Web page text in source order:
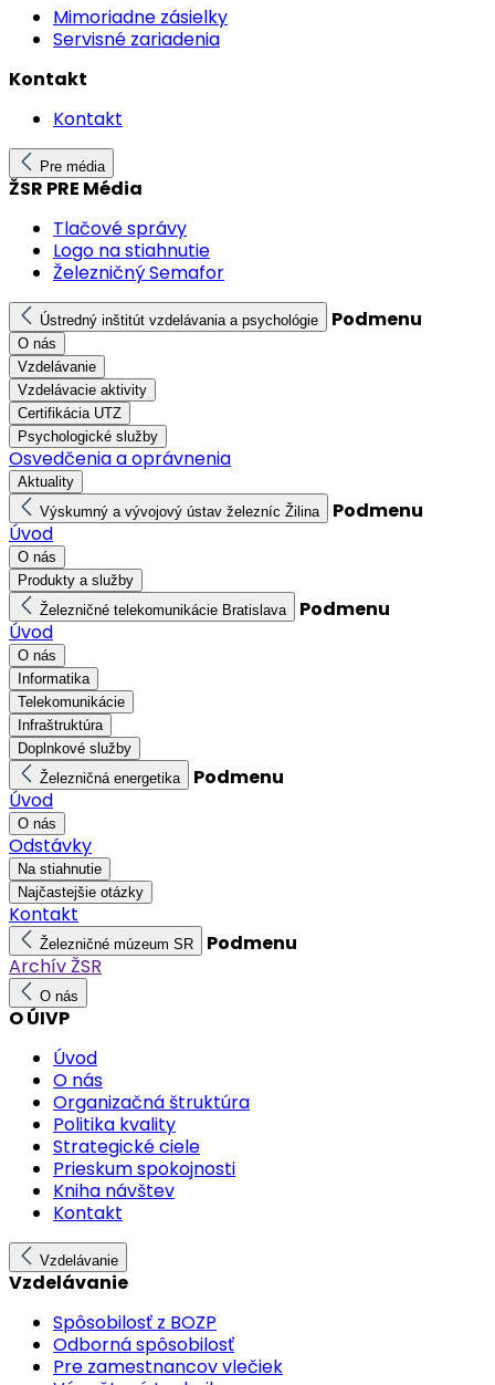
Mimoriadne zásielky
Servisné zariadenia
Kontakt
Kontakt
Pre média
ŽSR PRE Média
Tlačové správy
Logo na stiahnutie
Železničný Semafor
Ústredný inštitút vzdelávania a psychológie Podmenu
O nás
Vzdelávanie
Vzdelávacie aktivity
Certifikácia UTZ
Psychologické služby
Osvedčenia a oprávnenia
Aktuality
Výskumný a vývojový ústav železníc Žilina
Podmenu
Úvod
O nás
Produkty a služby
Železničné telekomunikácie Bratislava
Podmenu
Úvod
O nás
Informatika
Telekomunikácie
Infraštruktúra
Doplnkové služby
Železničná energetika
Podmenu
Úvod
O nás
Odstávky
Na stiahnutie
Najčastejšie otázky
Kontakt
Železničné múzeum SR
Podmenu
Archív ŽSR
O nás
O ÚIVP
Úvod
O nás
Organizačná štruktúra
Politika kvality
Strategické ciele
Prieskum spokojnosti
Kniha návštev
Kontakt
Vzdelávanie
Vzdelávanie
Spôsobilosť z BOZP
Odborná spôsobilosť
Pre zamestnancov vlečiek